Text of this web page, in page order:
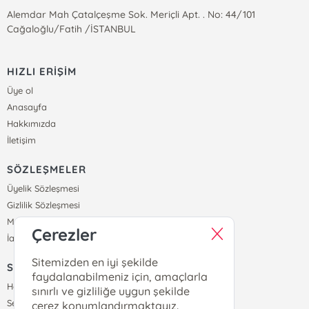
Alemdar Mah Çatalçeşme Sok. Meriçli Apt. . No: 44/101
Cağaloğlu/Fatih /İSTANBUL
HIZLI ERİŞİM
Üye ol
Anasayfa
Hakkımızda
İletişim
SÖZLEŞMELER
Üyelik Sözleşmesi
Gizlilik Sözleşmesi
Mesafeli Satış Sözleşmesi
İade ve Teslimat Koşulları
SİPARİŞ
Hesabım
Sepetim
Çerezler
Sitemizden en iyi şekilde
faydalanabilmeniz için, amaçlarla
sınırlı ve gizliliğe uygun şekilde
çerez konumlandırmaktayız.